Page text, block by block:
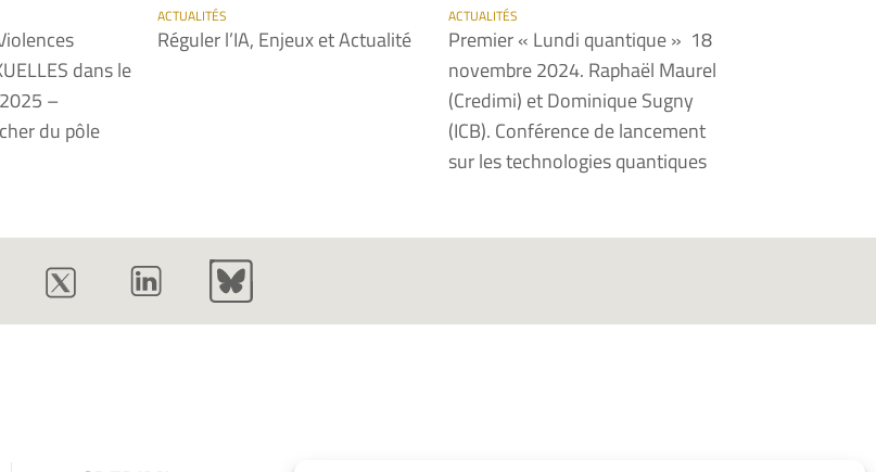
dans le
–
du pôle
ACTUALITÉS
Réguler l’IA, Enjeux et Actualité
ACTUALITÉS
Premier « Lundi quantique » 18
novembre 2024. Raphaël Maurel
(Credimi) et Dominique Sugny
(ICB). Conférence de lancement
sur les technologies quantiques